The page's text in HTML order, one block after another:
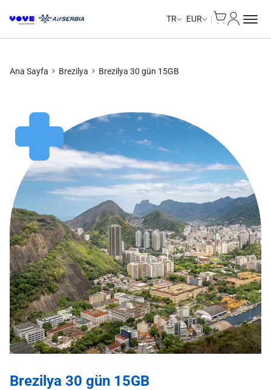
TR EUR
Ana Sayfa Brezilya Brezilya 30 gün 15GB
Brezilya 30 gün 15GB